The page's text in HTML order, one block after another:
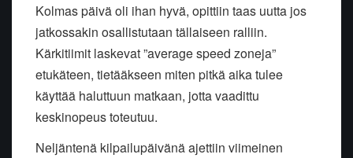
Kolmas päivä oli ihan hyvä, opittiin taas uutta jos
jatkossakin osallistutaan tällaiseen ralliin.
Kärkitiimit laskevat ”average speed zoneja”
etukäteen, tietääkseen miten pitkä aika tulee
käyttää haluttuun matkaan, jotta vaadittu
keskinopeus toteutuu.
Neljäntenä kilpailupäivänä ajettiin viimeinen